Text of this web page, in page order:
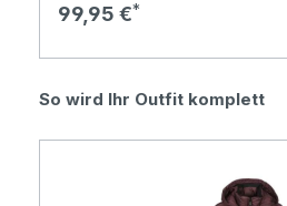
Regulärer Preis:
99,95 €
Produktgalerie überspringen
So wird Ihr Outfit komplett